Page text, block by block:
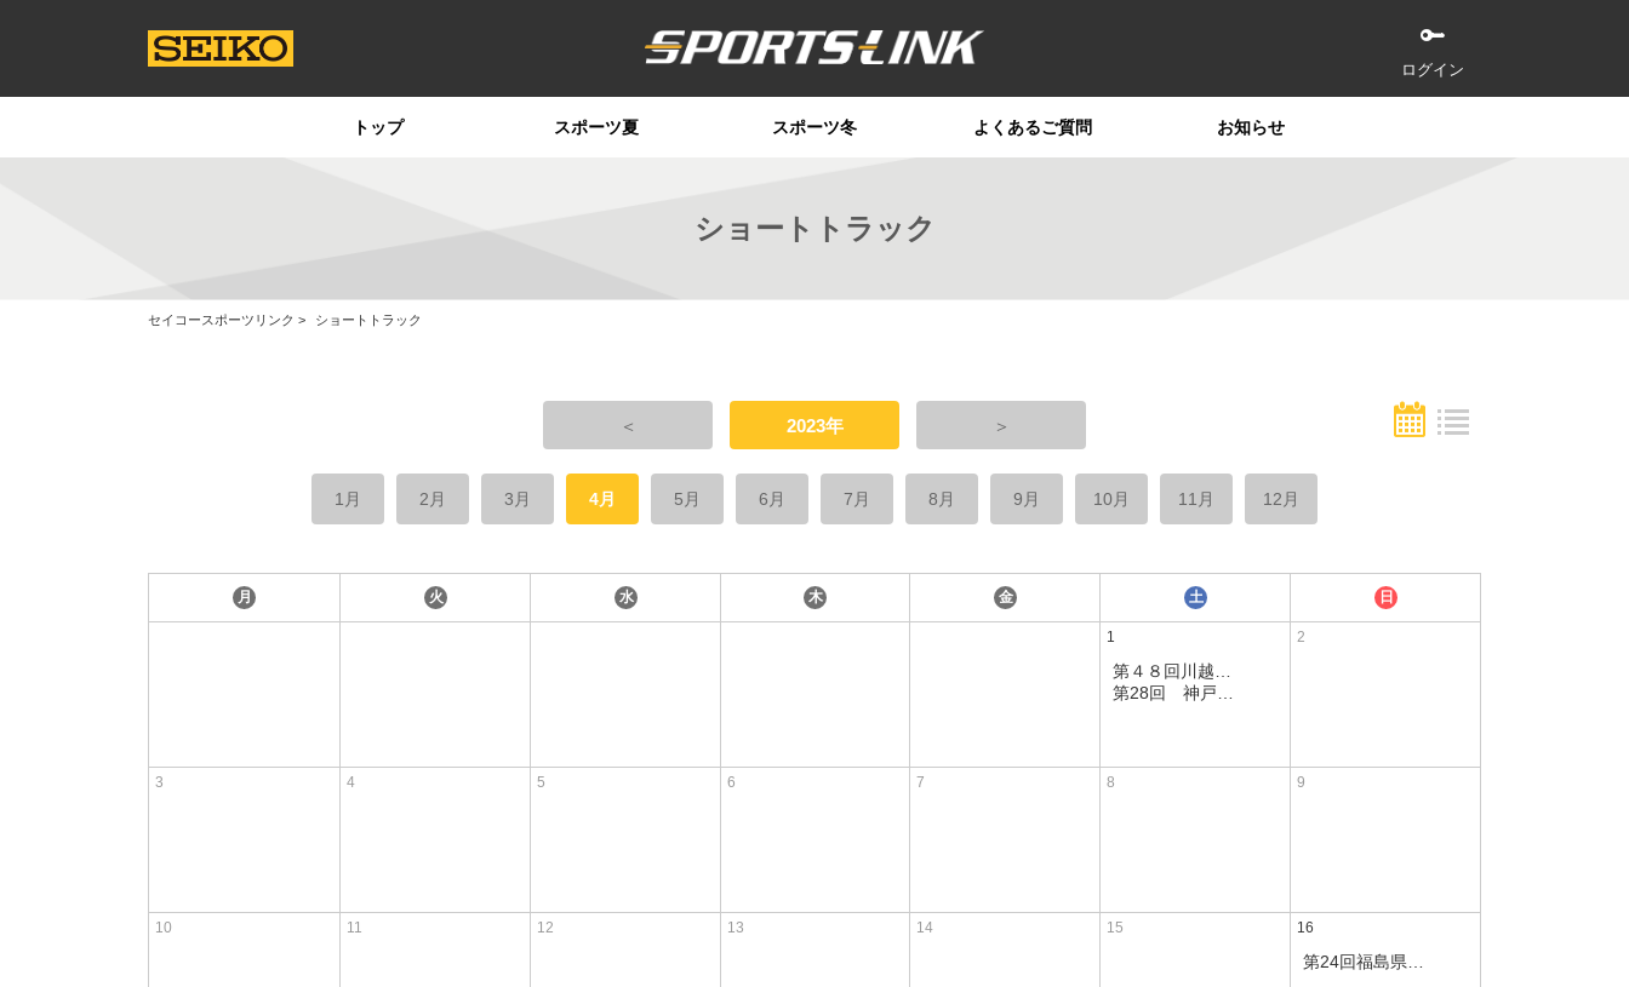
ログイン
トップ スポーツ夏 スポーツ冬 よくあるご質問 お知らせ
ショートトラック
セイコースポーツリンク ショートトラック
＜ 2023年 ＞
1月 2月 3月 4月 5月 6月 7月 8月 9月 10月 11月 12月
月 火 水 木 金 土 日
1 2
3 4 5 6 7 8 9
10 11 12 13 14 15 16